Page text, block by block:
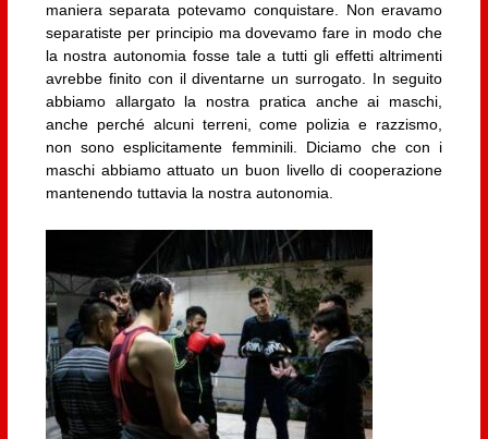
maniera separata potevamo conquistare. Non eravamo
separatiste per principio ma dovevamo fare in modo che
la nostra autonomia fosse tale a tutti gli effetti altrimenti
avrebbe finito con il diventarne un surrogato. In seguito
abbiamo allargato la nostra pratica anche ai maschi,
anche perché alcuni terreni, come polizia e razzismo,
non sono esplicitamente femminili. Diciamo che con i
maschi abbiamo attuato un buon livello di cooperazione
mantenendo tuttavia la nostra autonomia.